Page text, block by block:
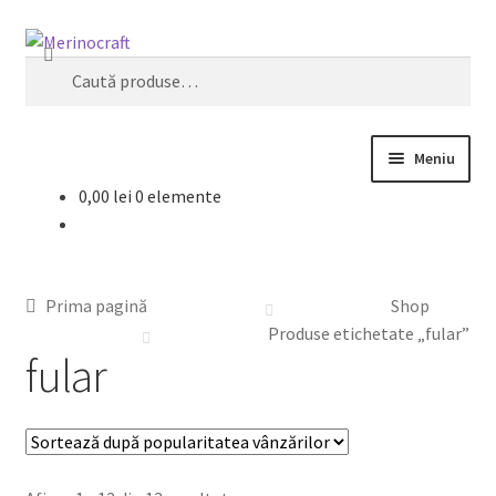
Sari
Sari
Caută
Caută
Meniu
Calităţile lânii merinos
Blog
Shop
0,00 lei 0 elemente
Prima pagină
Shop
Produse etichetate „fular”
fular